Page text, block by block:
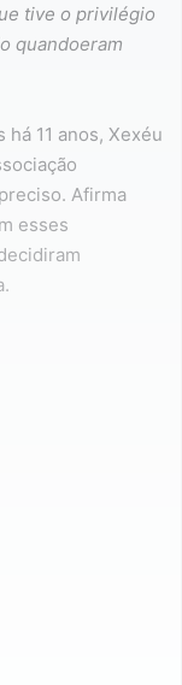
tive o privilégio
quandoeram
11 anos, Xexéu
Afirma
esses